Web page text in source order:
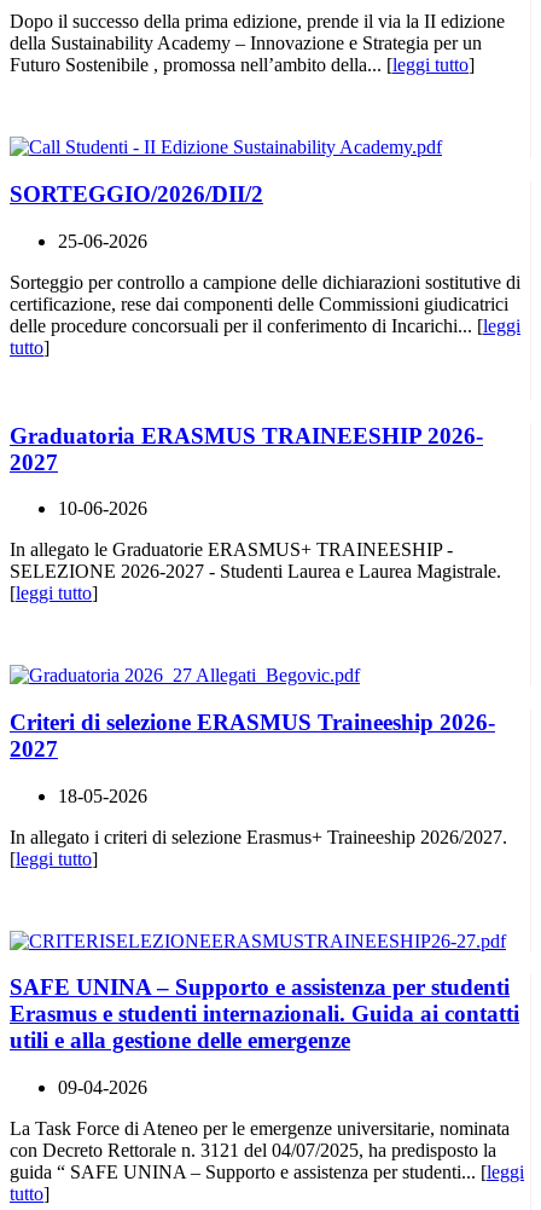
Dopo il successo della prima edizione, prende il via la II edizione
della Sustainability Academy – Innovazione e Strategia per un
Futuro Sostenibile , promossa nell’ambito della... [leggi tutto]
SORTEGGIO/2026/DII/2
25-06-2026
Sorteggio per controllo a campione delle dichiarazioni sostitutive di
certificazione, rese dai componenti delle Commissioni giudicatrici
delle procedure concorsuali per il conferimento di Incarichi... [leggi
tutto]
Graduatoria ERASMUS TRAINEESHIP 2026-
2027
10-06-2026
In allegato le Graduatorie ERASMUS+ TRAINEESHIP -
SELEZIONE 2026-2027 - Studenti Laurea e Laurea Magistrale.
[leggi tutto]
Criteri di selezione ERASMUS Traineeship 2026-
2027
18-05-2026
In allegato i criteri di selezione Erasmus+ Traineeship 2026/2027.
[leggi tutto]
SAFE UNINA – Supporto e assistenza per studenti
Erasmus e studenti internazionali. Guida ai contatti
utili e alla gestione delle emergenze
09-04-2026
La Task Force di Ateneo per le emergenze universitarie, nominata
con Decreto Rettorale n. 3121 del 04/07/2025, ha predisposto la
guida “ SAFE UNINA – Supporto e assistenza per studenti... [leggi
tutto]